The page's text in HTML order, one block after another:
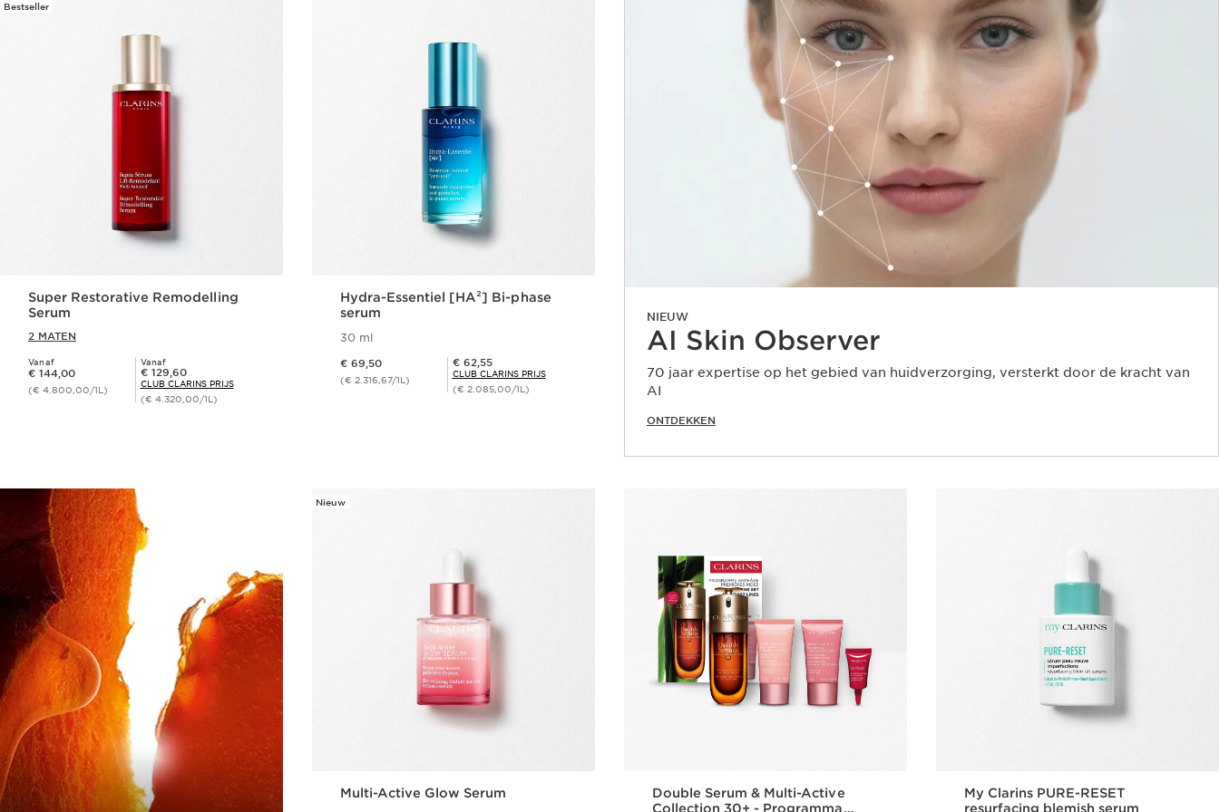
Bestseller
Super Restorative Remodelling
Serum
2 MATEN
Vanaf
Dit is nu de prijs € 144,00
€ 144,00
(€ 4.800,00/1L)
Vanaf
Club Clarins Prijs € 129,60
€ 129,60
CLUB CLARINS PRIJS
(€ 4.320,00/1L)
Hydra-Essentiel [HA²] Bi-phase
serum
30 ml
€ 69,50
(€ 2.316,67/1L)
Club Clarins Prijs € 62,55
€ 62,55
CLUB CLARINS PRIJS
(€ 2.085,00/1L)
NIEUW
AI Skin Observer
70 jaar expertise op het gebied van huidverzorging, versterkt door de kracht van
AI
ONTDEKKEN
Nieuw
Multi-Active Glow Serum
Double Serum & Multi-Active
Collection 30+ - Programma
My Clarins PURE-RESET
resurfacing blemish serum